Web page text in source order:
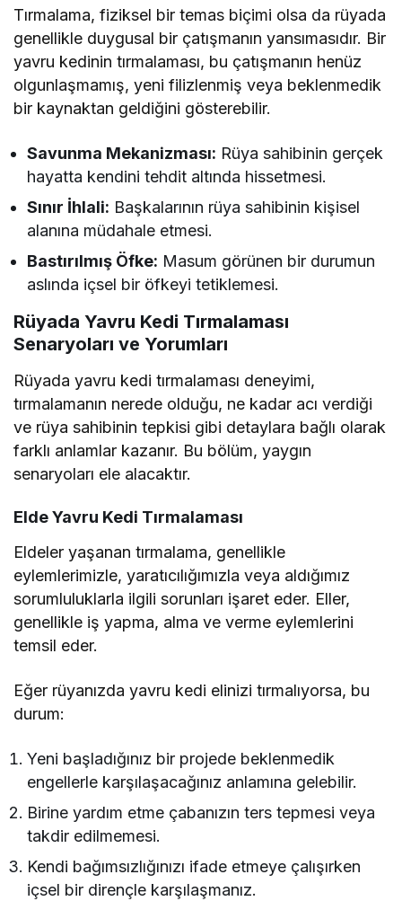
Tırmalama, fiziksel bir temas biçimi olsa da rüyada
genellikle duygusal bir çatışmanın yansımasıdır. Bir
yavru kedinin tırmalaması, bu çatışmanın henüz
olgunlaşmamış, yeni filizlenmiş veya beklenmedik
bir kaynaktan geldiğini gösterebilir.
Savunma Mekanizması: Rüya sahibinin gerçek
hayatta kendini tehdit altında hissetmesi.
Sınır İhlali: Başkalarının rüya sahibinin kişisel
alanına müdahale etmesi.
Bastırılmış Öfke: Masum görünen bir durumun
aslında içsel bir öfkeyi tetiklemesi.
Rüyada Yavru Kedi Tırmalaması
Senaryoları ve Yorumları
Rüyada yavru kedi tırmalaması deneyimi,
tırmalamanın nerede olduğu, ne kadar acı verdiği
ve rüya sahibinin tepkisi gibi detaylara bağlı olarak
farklı anlamlar kazanır. Bu bölüm, yaygın
senaryoları ele alacaktır.
Elde Yavru Kedi Tırmalaması
Eldeler yaşanan tırmalama, genellikle
eylemlerimizle, yaratıcılığımızla veya aldığımız
sorumluluklarla ilgili sorunları işaret eder. Eller,
genellikle iş yapma, alma ve verme eylemlerini
temsil eder.
Eğer rüyanızda yavru kedi elinizi tırmalıyorsa, bu
durum:
Yeni başladığınız bir projede beklenmedik
engellerle karşılaşacağınız anlamına gelebilir.
Birine yardım etme çabanızın ters tepmesi veya
takdir edilmemesi.
Kendi bağımsızlığınızı ifade etmeye çalışırken
içsel bir dirençle karşılaşmanız.